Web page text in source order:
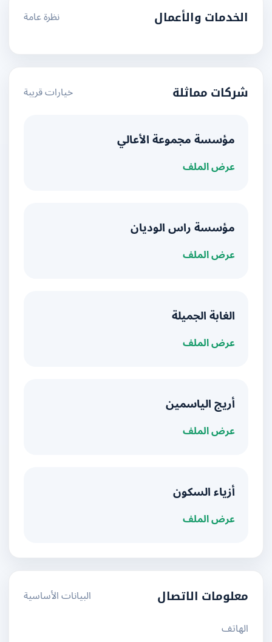
الخدمات والأعمال نظرة عامة
شركات مماثلة خيارات قريبة
مؤسسة مجموعة الأعالي
عرض الملف
مؤسسة راس الوديان
عرض الملف
الغابة الجميلة
عرض الملف
أريج الياسمين
عرض الملف
أزياء السكون
عرض الملف
معلومات الاتصال
البيانات الأساسية
الهاتف